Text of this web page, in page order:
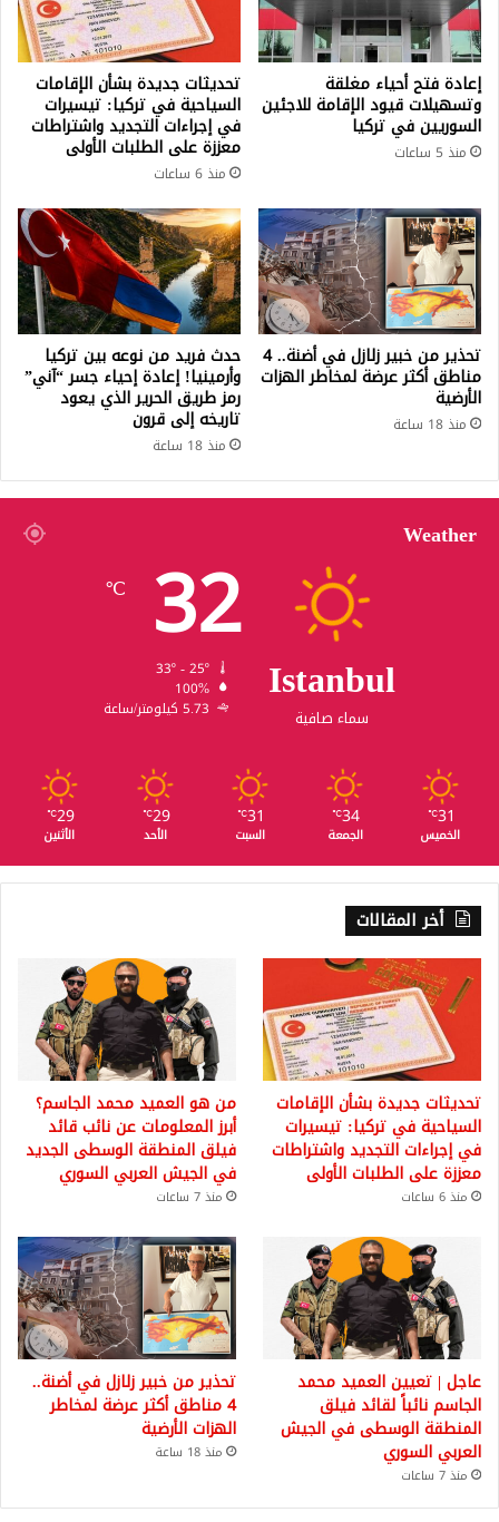
إعادة فتح أحياء مغلقة
وتسهيلات قيود الإقامة للاجئين
السوريين في تركيا
منذ 5 ساعات
تحديثات جديدة بشأن الإقامات
السياحية في تركيا: تيسيرات
في إجراءات التجديد واشتراطات
معززة على الطلبات الأولى
منذ 6 ساعات
تحذير من خبير زلازل في أضنة.. 4
مناطق أكثر عرضة لمخاطر الهزات
الأرضية
منذ 18 ساعة
حدث فريد من نوعه بين تركيا
وأرمينيا! إعادة إحياء جسر “آني”
رمز طريق الحرير الذي يعود
تاريخه إلى قرون
منذ 18 ساعة
Weather
Istanbul
سماء صافية
32
℃
100%
5.73 كيلومتر/ساعة
31
℃
الخميس
34
℃
الجمعة
31
℃
السبت
29
℃
الأحد
29
℃
الأثنين
أخر المقالات
تحديثات جديدة بشأن الإقامات
السياحية في تركيا: تيسيرات
في إجراءات التجديد واشتراطات
معززة على الطلبات الأولى
منذ 6 ساعات
من هو العميد محمد الجاسم؟
أبرز المعلومات عن نائب قائد
فيلق المنطقة الوسطى الجديد
في الجيش العربي السوري
منذ 7 ساعات
عاجل | تعيين العميد محمد
الجاسم نائباً لقائد فيلق
المنطقة الوسطى في الجيش
العربي السوري
منذ 7 ساعات
تحذير من خبير زلازل في أضنة..
4 مناطق أكثر عرضة لمخاطر
الهزات الأرضية
منذ 18 ساعة